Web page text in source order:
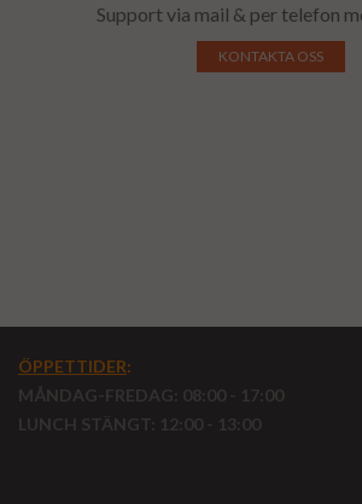
Support via mail & per telefon
KONTAKTA OSS
ÖPPETTIDER:
MÅNDAG-FREDAG: 08:00 - 17:00
LUNCH STÄNGT: 12:00 - 13:00